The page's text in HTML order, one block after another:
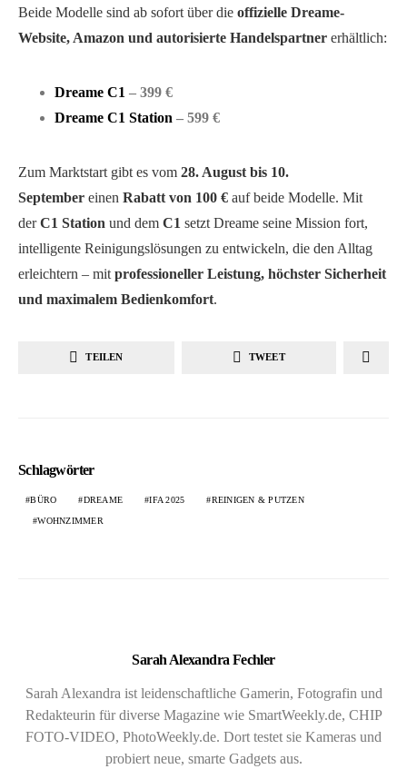
Beide Modelle sind ab sofort über die offizielle Dreame-
Website, Amazon und autorisierte Handelspartner erhältlich:
Dreame C1 – 399 €
Dreame C1 Station – 599 €
Zum Marktstart gibt es vom 28. August bis 10.
September einen Rabatt von 100 € auf beide Modelle. Mit
derC1 Station und dem C1 setzt Dreame seine Mission fort,
intelligente Reinigungslösungen zu entwickeln, die den Alltag
erleichtern – mit professioneller Leistung, höchster Sicherheit
und maximalem Bedienkomfort.
TEILEN TWEET
Schlagwörter
BÜRO DREAME IFA 2025 REINIGEN & PUTZEN
WOHNZIMMER
Sarah Alexandra Fechler
Sarah Alexandra ist leidenschaftliche Gamerin, Fotografin und
Redakteurin für diverse Magazine wie SmartWeekly.de, CHIP
FOTO-VIDEO, PhotoWeekly.de. Dort testet sie Kameras und
probiert neue, smarte Gadgets aus.